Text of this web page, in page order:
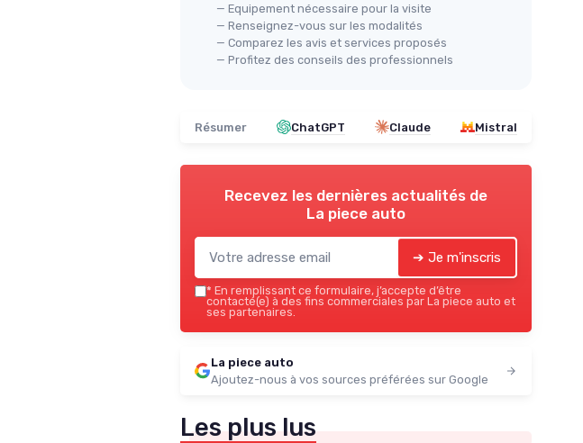
— Equipement nécessaire pour la visite
— Renseignez-vous sur les modalités
— Comparez les avis et services proposés
— Profitez des conseils des professionnels
Résumer ChatGPT Claude Mistral
Recevez les dernières actualités de
La piece auto
➔ Je m'inscris
* En remplissant ce formulaire, j’accepte d’être
contacté(e) à des fins commerciales par La piece auto et
ses partenaires.
La piece auto
Ajoutez-nous à vos sources préférées sur Google
Les plus lus